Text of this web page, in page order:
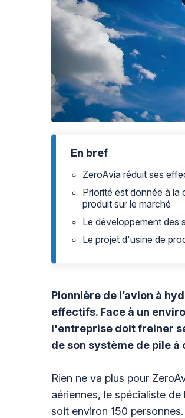
En bref
ZeroAvia réduit ses
Priorité est donnée à la
produit sur le marché
Le développement
Le projet d'usine de
Pionnière de l’avion à
effectifs. Face à un
l'entreprise doit freiner
de son système de pile à
Rien ne va plus pour
aériennes, le spécialiste de
soit environ 150